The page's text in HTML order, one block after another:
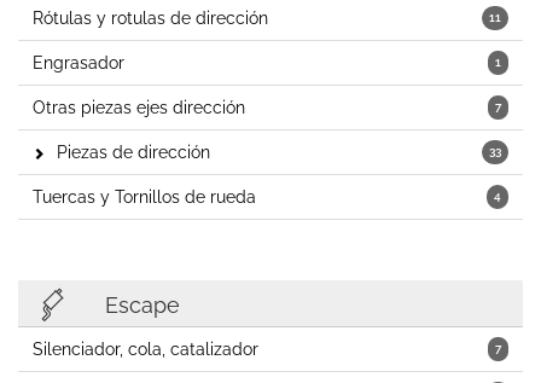
11
Rótulas y rotulas de dirección
1
Engrasador
7
Otras piezas ejes dirección
33
Piezas de dirección
4
Tuercas y Tornillos de rueda
Escape
7
Silenciador, cola, catalizador